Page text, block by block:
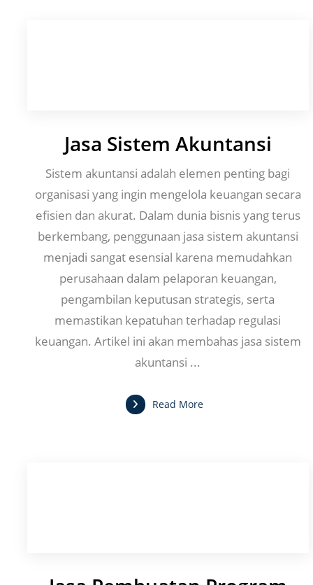
Jasa Sistem Akuntansi
Sistem akuntansi adalah elemen penting bagi
organisasi yang ingin mengelola keuangan secara
efisien dan akurat. Dalam dunia bisnis yang terus
berkembang, penggunaan jasa sistem akuntansi
menjadi sangat esensial karena memudahkan
perusahaan dalam pelaporan keuangan,
pengambilan keputusan strategis, serta
memastikan kepatuhan terhadap regulasi
keuangan. Artikel ini akan membahas jasa sistem
akuntansi ...
Read More